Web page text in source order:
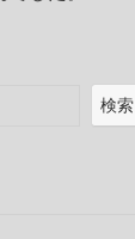
検索